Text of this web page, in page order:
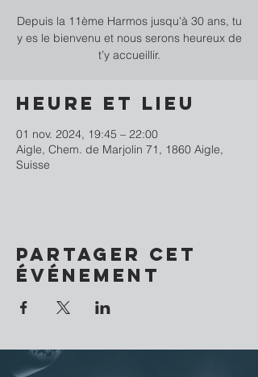
Depuis la 11ème Harmos jusqu'à 30 ans, tu
y es le bienvenu et nous serons heureux de
t’y accueillir.
Heure et lieu
01 nov. 2024, 19:45 – 22:00
Aigle, Chem. de Marjolin 71, 1860 Aigle,
Suisse
Partager cet
événement